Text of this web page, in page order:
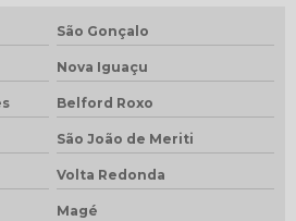
São Gonçalo
Nova Iguaçu
Belford Roxo
São João de Meriti
Volta Redonda
Magé